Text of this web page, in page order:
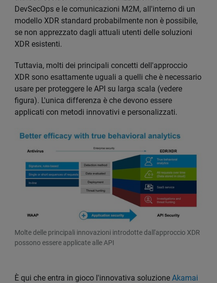
DevSecOps e le comunicazioni M2M, all'interno di un
modello XDR standard probabilmente non è possibile,
se non apprezzato dagli attuali utenti delle soluzioni
XDR esistenti.
Tuttavia, molti dei principali concetti dell'approccio
XDR sono esattamente uguali a quelli che è necessario
usare per proteggere le API su larga scala (vedere
figura). L'unica differenza è che devono essere
applicati con metodi innovativi e personalizzati.
Molte delle principali innovazioni introdotte dall'approccio XDR
possono essere applicate alle API
È qui che entra in gioco l'innovativa soluzione Akamai